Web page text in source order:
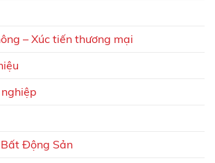
– Xúc tiến thương mại
Động Sản